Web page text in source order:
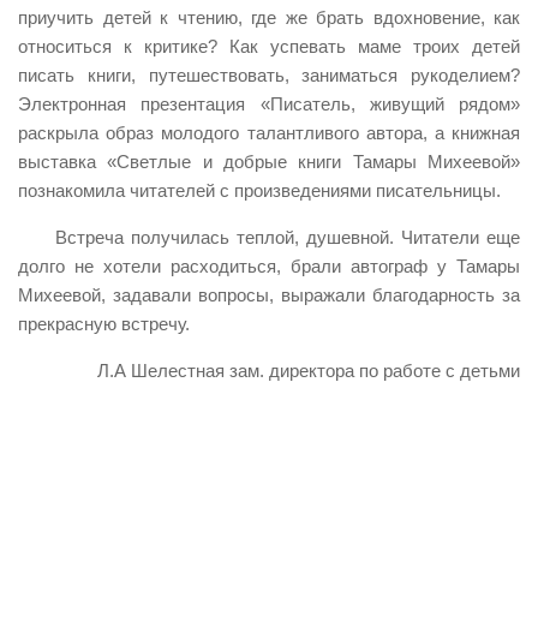
приучить детей к чтению, где же брать вдохновение, как
относиться к критике? Как успевать маме троих детей
писать книги, путешествовать, заниматься рукоделием?
Электронная презентация «Писатель, живущий рядом»
раскрыла образ молодого талантливого автора, а книжная
выставка «Светлые и добрые книги Тамары Михеевой»
познакомила читателей с произведениями писательницы.
Встреча получилась теплой, душевной. Читатели еще
долго не хотели расходиться, брали автограф у Тамары
Михеевой, задавали вопросы, выражали благодарность за
прекрасную встречу.
Л.А Шелестная зам. директора по работе с детьми